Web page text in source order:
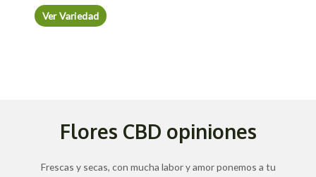
Ver Variedad
Flores CBD opiniones
Frescas y secas, con mucha labor y amor ponemos a tu